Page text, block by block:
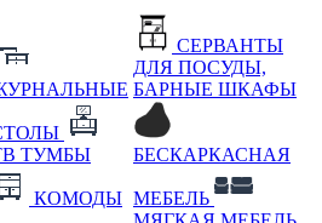
ТУМБЫ
КОМОДЫ
СЕРВАНТЫ
ДЛЯ ПОСУДЫ,
БАРНЫЕ ШКАФЫ
БЕСКАРКАСНАЯ
МЕБЕЛЬ